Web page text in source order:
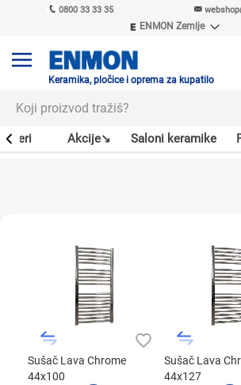
0800 33 33 35
ENMON Zemlje
ENMON MKD
Keramika, pločice i oprema za kupatilo
Akcije↘ Saloni keramike
Sušač Lava Chrome
44x100
Sušač Lava
44x127